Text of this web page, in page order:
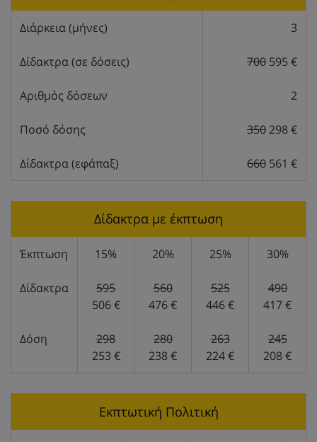
Διάρκεια (μήνες) 3
Δίδακτρα (σε δόσεις) 700 595 €
Αριθμός δόσεων 2
Ποσό δόσης 350298 €
Δίδακτρα (εφάπαξ) 660 561 €
Δίδακτρα με έκπτωση
Έκπτωση 15% 20% 25% 30%
Δίδακτρα
595
506 €
560
476 €
525
446 €
490
417 €
Δόση
298
253 €
280
238 €
263
224 €
245
208 €
Εκπτωτική Πολιτική